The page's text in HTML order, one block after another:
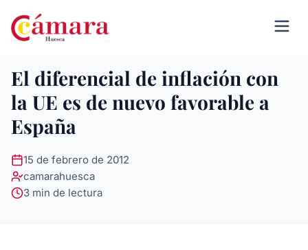
El diferencial de inflación con
la UE es de nuevo favorable a
España
15 de febrero de 2012
camarahuesca
3 min de lectura